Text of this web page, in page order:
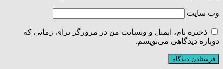
وب‌ سایت
ذخیره نام، ایمیل و وبسایت من در مرورگر برای زمانی که
دوباره دیدگاهی می‌نویسم.